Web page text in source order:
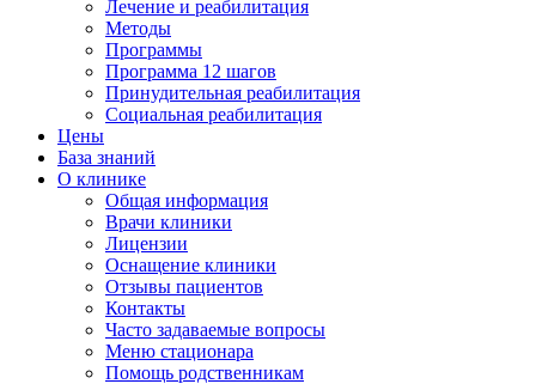
Лечение и реабилитация
Методы
Программы
Программа 12 шагов
Принудительная реабилитация
Социальная реабилитация
Цены
База знаний
О клинике
Общая информация
Врачи клиники
Лицензии
Оснащение клиники
Отзывы пациентов
Контакты
Часто задаваемые вопросы
Меню стационара
Помощь родственникам